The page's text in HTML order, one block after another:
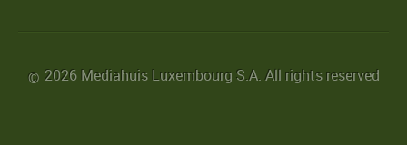
© 2026 Mediahuis Luxembourg S.A. All rights reserved